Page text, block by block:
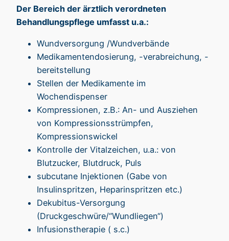
Der Bereich der ärztlich verordneten
Behandlungspflege umfasst u.a.:
Wundversorgung /Wundverbände
Medikamentendosierung, -verabreichung, -
bereitstellung
Stellen der Medikamente im
Wochendispenser
Kompressionen, z.B.: An- und Ausziehen
von Kompressionsstrümpfen,
Kompressionswickel
Kontrolle der Vitalzeichen, u.a.: von
Blutzucker, Blutdruck, Puls
subcutane Injektionen (Gabe von
Insulinspritzen, Heparinspritzen etc.)
Dekubitus-Versorgung
(Druckgeschwüre/“Wundliegen“)
Infusionstherapie ( s.c.)